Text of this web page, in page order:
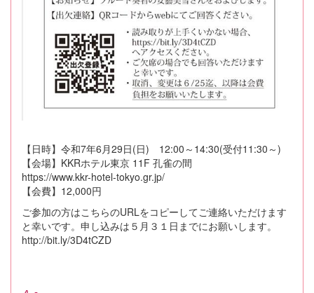
【日時】令和7年6月29日(日) 12:00～14:30(受付11:30～)
【会場】KKRホテル東京 11F 孔雀の間
https://www.kkr-hotel-tokyo.gr.jp/
【会費】12,000円
ご参加の方はこちらのURLをコピーしてご連絡いただけます
と幸いです。申し込みは５月３１日までにお願いします。
http://bit.ly/3D4tCZD